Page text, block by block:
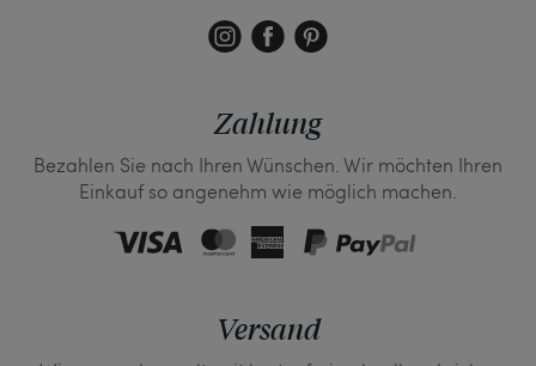
Zahlung
Bezahlen Sie nach Ihren Wünschen. Wir möchten Ihren
Einkauf so angenehm wie möglich machen.
Versand